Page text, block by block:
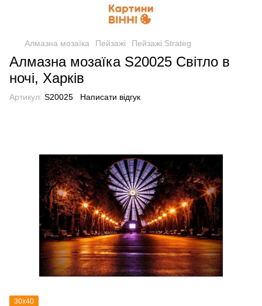
Алмазна мозаїка Пейзажі Пейзажі Strateg
Алмазна мозаїка S20025 Світло в
ночі, Харків
Артикул: S20025 Написати відгук
30х40